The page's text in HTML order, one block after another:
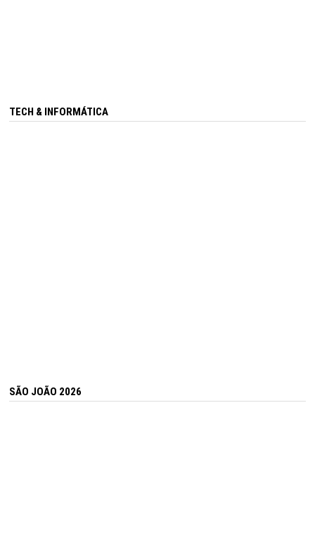
TECH & INFORMÁTICA
SÃO JOÃO 2026